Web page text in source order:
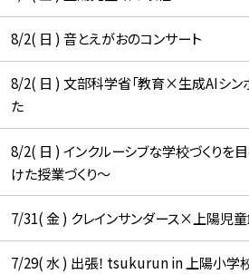
8/2( 日 ) 音とえがおのコンサート
8/2( 日 ) 文部科学省「教育×生成AIシン
た
8/2( 日 ) インクルーシブな学校づくりを
けた授業づくり～
7/31( 金 ) クレインサンダース×上陽児
7/29( 水 ) 出張！ tsukurun in 上陽小学